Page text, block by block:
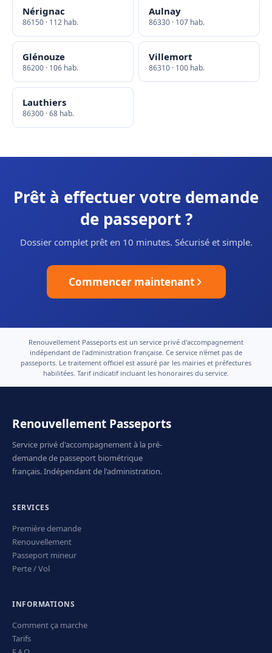
Nérignac
86150 · 112 hab.
Aulnay
86330 · 107 hab.
Glénouze
86200 · 106 hab.
Villemort
86310 · 100 hab.
Lauthiers
86300 · 68 hab.
Prêt à effectuer votre demande
de passeport ?
Dossier complet prêt en 10 minutes. Sécurisé et simple.
Commencer maintenant
Renouvellement Passeports est un service privé d'accompagnement
indépendant de l'administration française. Ce service n'émet pas de
passeports. Le traitement officiel est assuré par les mairies et préfectures
habilitées. Tarif indicatif incluant les honoraires du service.
Renouvellement Passeports
Service privé d'accompagnement à la pré-
demande de passeport biométrique
français. Indépendant de l'administration.
SERVICES
Première demande
Renouvellement
Passeport mineur
Perte / Vol
INFORMATIONS
Comment ça marche
Tarifs